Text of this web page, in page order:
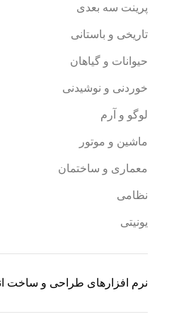
پرینت سه بعدی
تاریخی و باستانی
حیوانات و گیاهان
خوردنی و نوشیدنی
لوگو و آرم
ماشین و موتور
معماری و ساختمان
نظامی
یونیتی
نرم افزارهای طراحی و ساخت